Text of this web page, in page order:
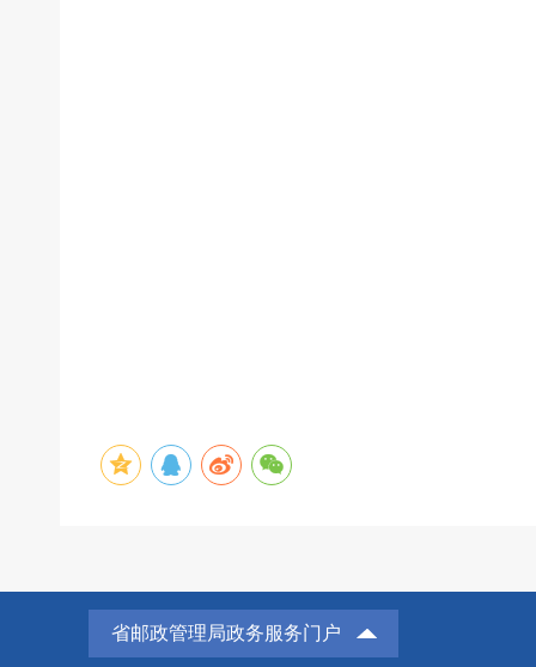
省邮政管理局政务服务门户